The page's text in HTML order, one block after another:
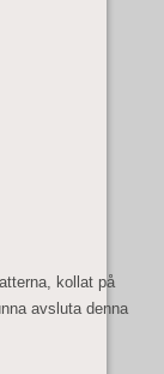
kollat på
avsluta denna